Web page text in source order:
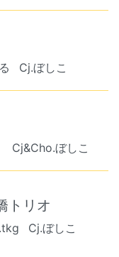
Cj.ぼしこ
Cj&Cho.ぼしこ
トリオ
Cj.ぼしこ